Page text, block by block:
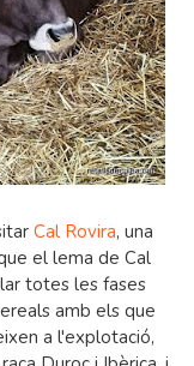
Cal Rovira, una
el lema de Cal
totes les fases
amb els que
a l'explotació,